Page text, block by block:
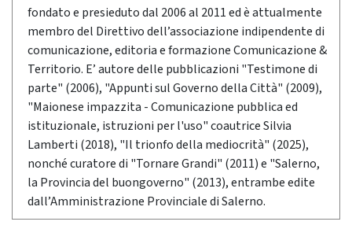
fondato e presieduto dal 2006 al 2011 ed è attualmente
membro del Direttivo dell’associazione indipendente di
comunicazione, editoria e formazione Comunicazione &
Territorio. E’ autore delle pubblicazioni "Testimone di
parte" (2006), "Appunti sul Governo della Città" (2009),
"Maionese impazzita - Comunicazione pubblica ed
istituzionale, istruzioni per l'uso" coautrice Silvia
Lamberti (2018), "Il trionfo della mediocrità" (2025),
nonché curatore di "Tornare Grandi" (2011) e "Salerno,
la Provincia del buongoverno" (2013), entrambe edite
dall’Amministrazione Provinciale di Salerno.